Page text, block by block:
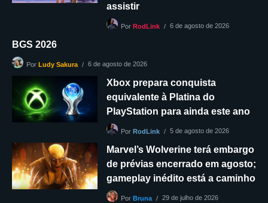
assistir
PorRodLink 6 de agosto de 2026
BGS 2026
PorLudy Sakura 6 de agosto de 2026
Xbox prepara conquista
equivalente à Platina do
PlayStation para ainda este ano
PorRodLink 5 de agosto de 2026
Marvel’s Wolverine terá embargo
de prévias encerrado em agosto;
gameplay inédito está a caminho
PorBruna 29 de julho de 2026